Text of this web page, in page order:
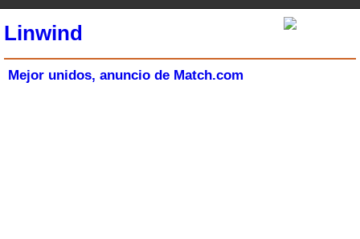
Linwind
Mejor unidos, anuncio de Match.com